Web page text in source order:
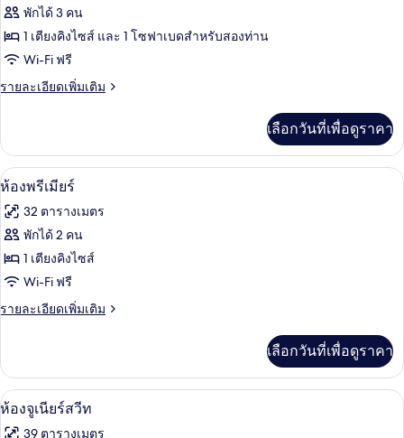
Suite
el
Abrazo
พักได้ 3 คน
1 เตียงคิงไซส์ และ 1 โซฟาเบดสำหรับสองท่าน
Wi-Fi ฟรี
รายละเอียดเพิ่มเติม
ราย
เกี่ยว
กับ
Suite
Abrazo
(2+1)
เลือกวันที่เพื่อดูราคา
เปิด
ภาพถ่าย
ทั้งหมด
ของ
ห้อง
พรีเมียร์
มินิบาร์, ตู้นิรภัยในห้องพัก, โต๊ะทำงา
13
ห้องพรีเมียร์
32 ตารางเมตร
พักได้ 2 คน
1 เตียงคิงไซส์
Wi-Fi ฟรี
รายละเอียดเพิ่มเติม
ราย
เกี่ยว
กับ
ห้อง
พรีเมียร์
เลือกวันที่เพื่อดูราคา
เปิด
ภาพถ่าย
มินิบาร์, ตู้นิรภัยในห้องพัก, โต๊ะทำงา
10
ห้องจูเนียร์สวีท
39 ตารางเมตร